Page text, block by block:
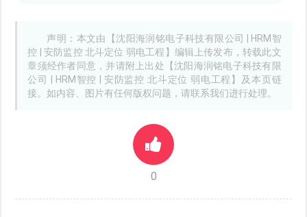
声明：本文由【沈阳海润铭电子科技有限公司 | HRM智
控 | 安防监控 北斗定位 弱电工程】编辑上传发布，转载此文
章须经作者同意，并请附上出处【沈阳海润铭电子科技有限
公司 | HRM智控 | 安防监控 北斗定位 弱电工程】及本页链
接。如内容、图片有任何版权问题，请联系我们进行处理。
0